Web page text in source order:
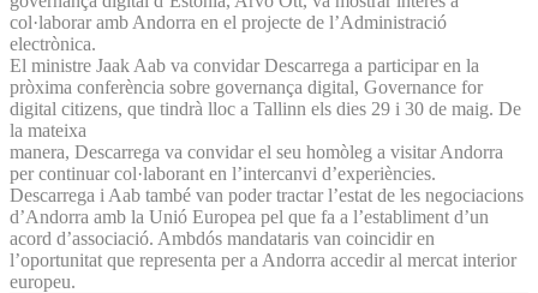
col·laborar amb Andorra en el projecte de l’Administració
electrònica.
El ministre Jaak Aab va convidar Descarrega a participar en la
pròxima conferència sobre governança digital, Governance for
digital citizens, que tindrà lloc a Tallinn els dies 29 i 30 de maig. De
la mateixa
manera, Descarrega va convidar el seu homòleg a visitar Andorra
per continuar col·laborant en l’intercanvi d’experiències.
Descarrega i Aab també van poder tractar l’estat de les negociacions
d’Andorra amb la Unió Europea pel que fa a l’establiment d’un
acord d’associació. Ambdós mandataris van coincidir en
l’oportunitat que representa per a Andorra accedir al mercat interior
europeu.